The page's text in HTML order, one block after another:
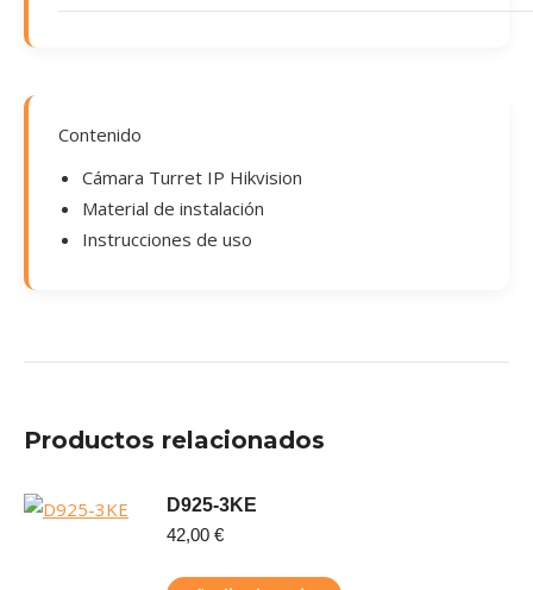
Contenido
Cámara Turret IP Hikvision
Material de instalación
Instrucciones de uso
Productos relacionados
D925-3KE
42,00 €